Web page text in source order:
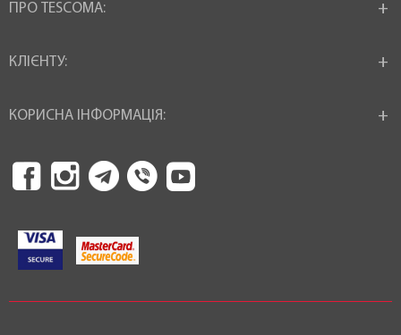
ПРО TESCOMA:
КЛІЄНТУ:
КОРИСНА ІНФОРМАЦІЯ: